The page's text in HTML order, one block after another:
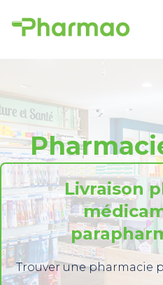
Livraison
Trouver une pharmacie